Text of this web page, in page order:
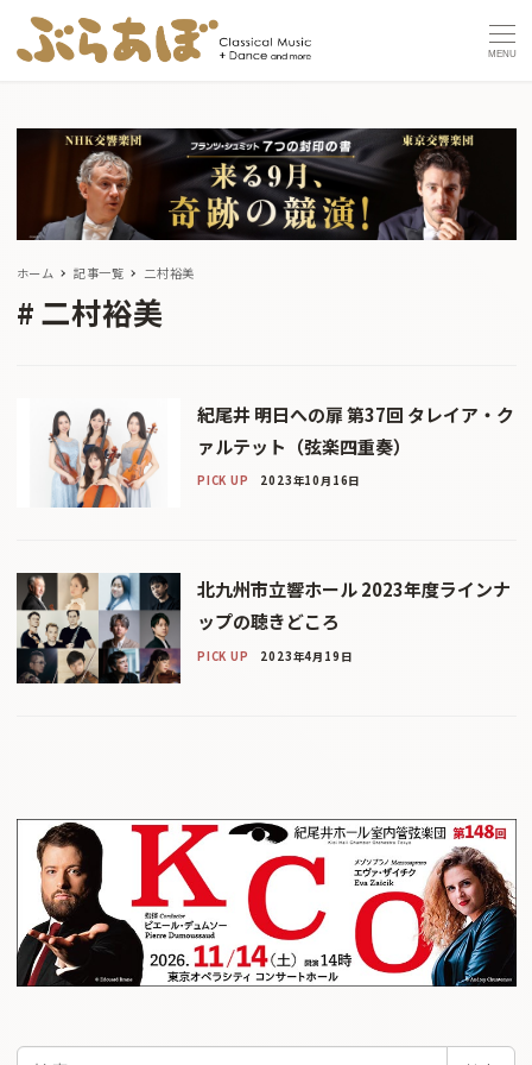
MENU
ホーム 記事一覧 二村裕美
二村裕美
紀尾井 明日への扉 第37回 タレイア・ク
ァルテット（弦楽四重奏）
PICK UP 2023年10月16日
北九州市立響ホール 2023年度ラインナ
ップの聴きどころ
PICK UP 2023年4月19日
検